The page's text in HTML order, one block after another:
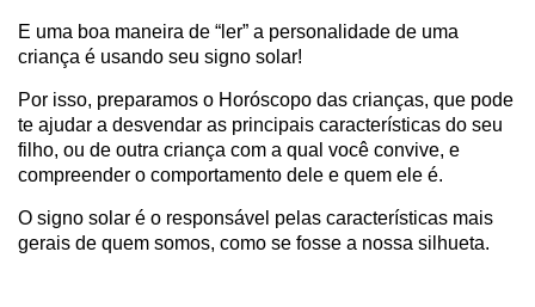
E uma boa maneira de “ler” a personalidade de uma
criança é usando seu signo solar!
Por isso, preparamos o Horóscopo das crianças, que pode
te ajudar a desvendar as principais características do seu
filho, ou de outra criança com a qual você convive, e
compreender o comportamento dele e quem ele é.
O signo solar é o responsável pelas características mais
gerais de quem somos, como se fosse a nossa silhueta.